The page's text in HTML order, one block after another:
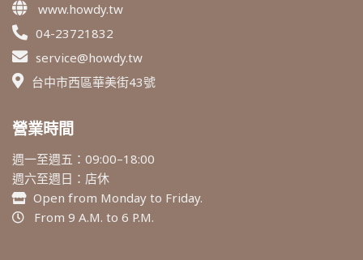
www.howdy.tw
04-23721832
service@howdy.tw
台中市西區華美街43號
營業時間
週一至週五：09:00–18:00
週六至週日：店休
Open from Monday to Friday.
From 9 A.M. to 6 P.M.